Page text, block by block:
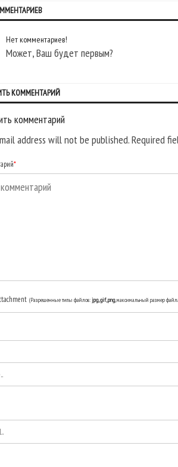
Нет комментариев!
Может, Ваш будет первым?
КОММЕНТАРИЙ
комментарий
address will not be published. Required
*
(Разрешенные типы файлов:jpg, gif, png, максимальный размер